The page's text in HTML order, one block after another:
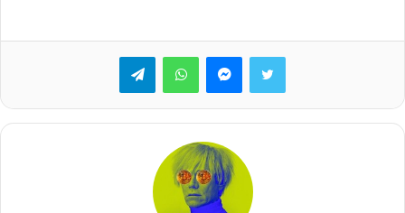
تويتر ماسنجرواتساب تيلقرام